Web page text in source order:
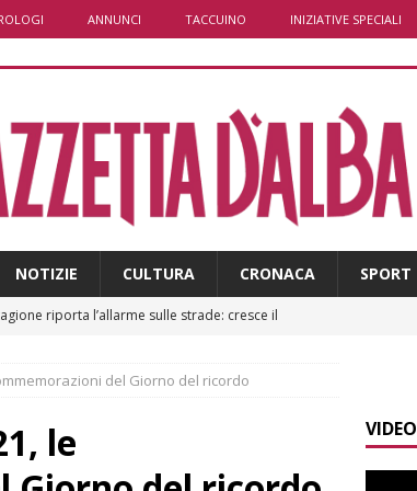
ANNUNCI TACCUINO INIZIATIVE SPECIALI
NOTIZIE CULTURA CRONACA SPORT
riporta l’allarme sulle strade: cresce il
sull’automotive con le Aree di Accelerazione
in Consiglio comunale ad Alba, Galeasso lascia:
del Giorno del ricordo
le
VIDEO